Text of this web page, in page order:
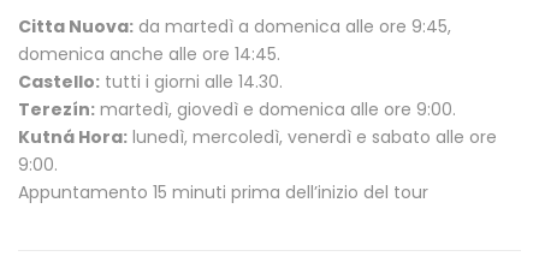
Citta Nuova: da martedì a domenica alle ore 9:45,
domenica anche alle ore 14:45.
Castello: tutti i giorni alle 14.30.
Terezín: martedì, giovedì e domenica alle ore 9:00.
Kutná Hora: lunedì, mercoledì, venerdì e sabato alle ore
9:00.
Appuntamento 15 minuti prima dell’inizio del tour